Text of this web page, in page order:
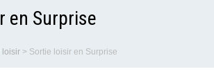
en Surprise
loisir > Sortie loisir en Surprise